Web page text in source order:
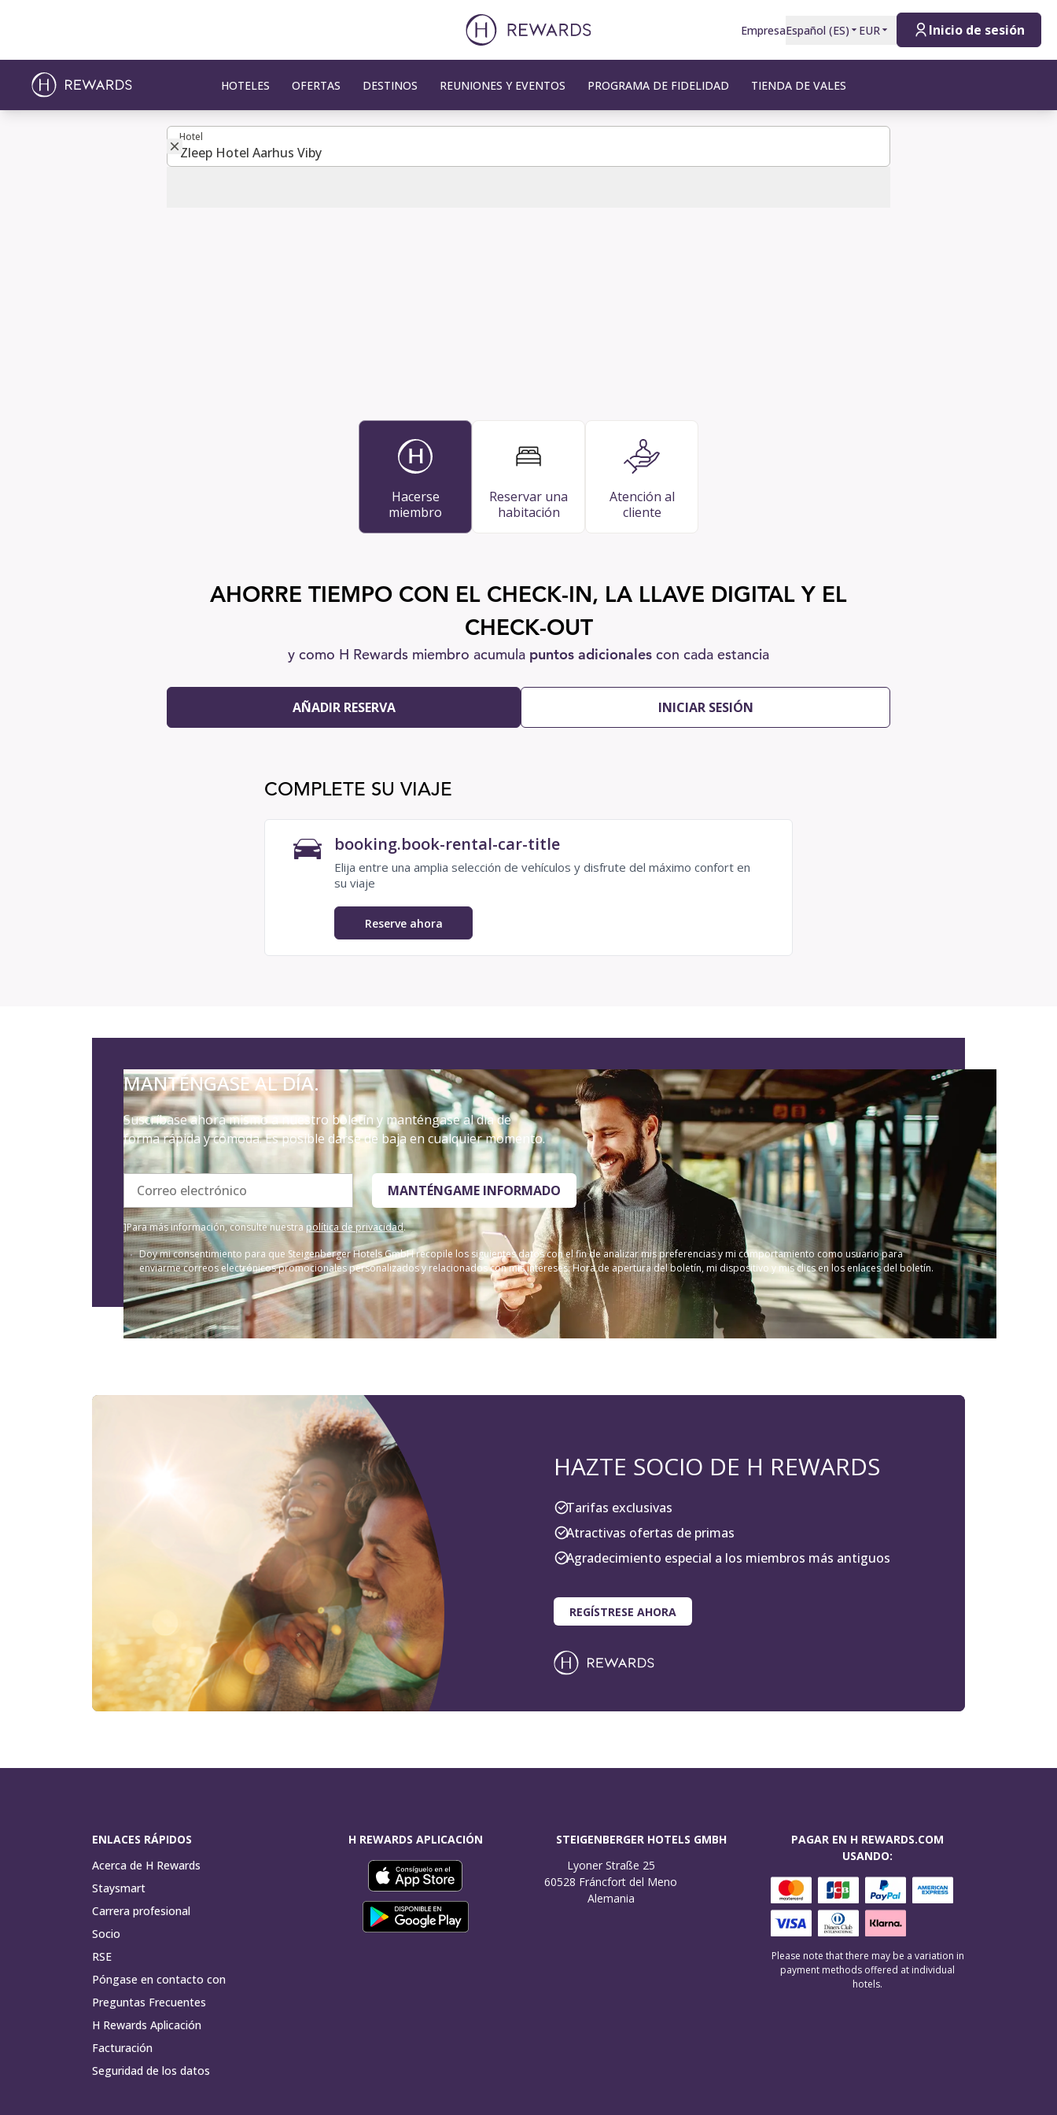
EmpresaEspañol (ES) EUR Inicio de sesión
HOTELES OFERTAS DESTINOS REUNIONES Y EVENTOS PROGRAMA DE FIDELIDAD TIENDA DE VALES
Hotel
Hotel
Hacerse
miembro
Reservar una
habitación
Atención al
cliente
AHORRE TIEMPO CON EL CHECK-IN, LA LLAVE DIGITAL Y EL
CHECK-OUT
y como H Rewards miembro acumula puntos adicionales con cada estancia
AÑADIR RESERVA INICIAR SESIÓN
COMPLETE SU VIAJE
booking.book-rental-car-title
Elija entre una amplia selección de vehículos y disfrute del máximo confort en
su viaje
Reserve ahora
MANTÉNGASE AL DÍA.
Suscríbase ahora mismo a nuestro boletín y manténgase al día de
forma rápida y cómoda. Es posible darse de baja en cualquier momento.
Correo electrónico MANTÉNGAME INFORMADO
]Para más información, consulte nuestrapolítica de privacidad.
Doy mi consentimiento para que Steigenberger Hotels GmbH recopile los siguientes datos con el fin de analizar mis preferencias y mi comportamiento como usuario para
enviarme correos electrónicos promocionales personalizados y relacionados con mis intereses: Hora de apertura del boletín, mi dispositivo y mis clics en los enlaces del boletín.
HAZTE SOCIO DE H REWARDS
Tarifas exclusivas
Atractivas ofertas de primas
Agradecimiento especial a los miembros más antiguos
REGÍSTRESE AHORA
ENLACES RÁPIDOS
Acerca de H Rewards
Staysmart
Carrera profesional
Socio
RSE
Póngase en contacto con
Preguntas Frecuentes
H Rewards Aplicación
Facturación
Seguridad de los datos
H REWARDS APLICACIÓN
STEIGENBERGER HOTELS GMBH
Lyoner Straße 25
60528 Fráncfort del Meno
Alemania
PAGAR EN H REWARDS.COM
USANDO:
Please note that there may be a variation in
payment methods offered at individual
hotels.